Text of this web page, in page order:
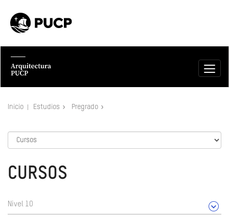
Inicio Estudios Pregrado
CURSOS
Nivel 10